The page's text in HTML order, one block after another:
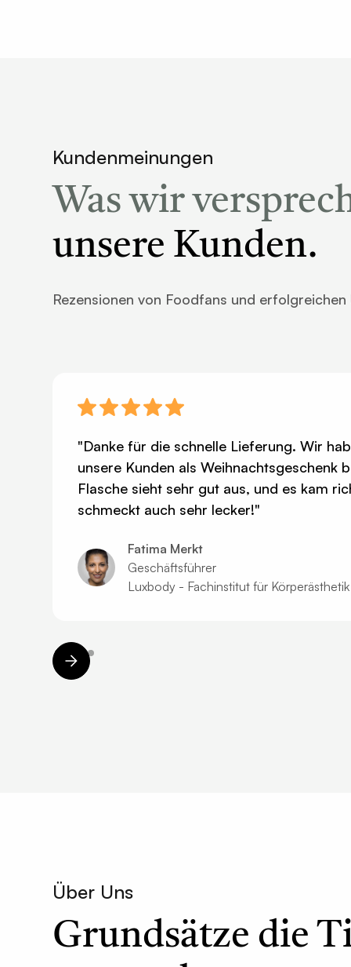
Kundenmeinungen
Was wir
unsere Kunden.
Rezensionen von Foodfans und
"Danke für die schnelle Lieferung. Wir
unsere Kunden als Weihnachtsgeschenk
Flasche sieht sehr gut aus, und es kam
schmeckt auch sehr lecker!"
Fatima Merkt
Geschäftsführer
Luxbody - Fachinstitut für Körperästhetik
Über Uns
Grundsätze die